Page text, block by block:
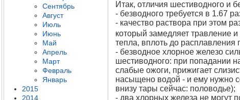
Сентябрь
Август
Июль
Июнь
Май
Апрель
Март
Февраль
Январь
2015
2014
Итак, отличия шестиводного и
- безводного требуется в 1.67
- качество раствора при этом
который замедляет травление
тепла, вплоть до расплавления
- безводное хлорное железо
шестиводного: при попадании
слабые ожоги, прижигает
насыщено водой - и ему нужно
внизу тары сейчас: половодье);
- два хлорных железа не могут